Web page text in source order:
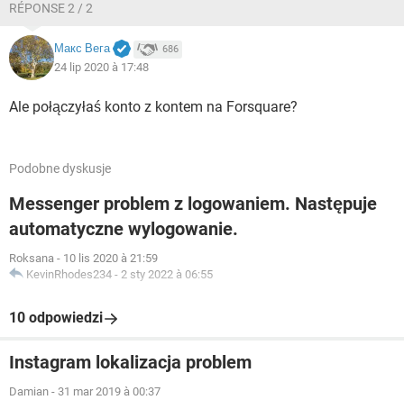
RÉPONSE 2 / 2
Макс Вега 686
24 lip 2020 à 17:48
Ale połączyłaś konto z kontem na Forsquare?
Podobne dyskusje
Messenger problem z logowaniem. Następuje
automatyczne wylogowanie.
Roksana - 10 lis 2020 à 21:59
KevinRhodes234 - 2 sty 2022 à 06:55
10 odpowiedzi
Instagram lokalizacja problem
Damian - 31 mar 2019 à 00:37